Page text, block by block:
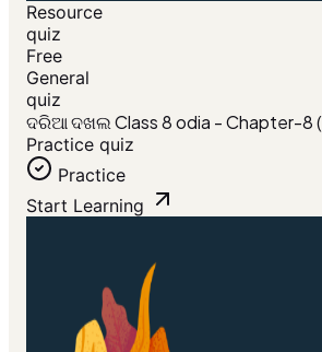
Resource
quiz
Free
General
quiz
ଦରିଆ ଦଖଲ Class 8 odia - Chapter-8
Practice quiz
Practice
Start Learning